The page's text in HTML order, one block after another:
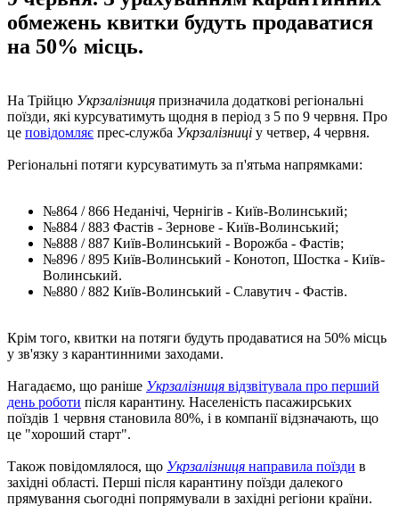
обмежень квитки будуть продаватися
на 50% місць.
На Трійцю Укрзалізниця призначила додаткові регіональні
поїзди, які курсуватимуть щодня в період з 5 по 9 червня. Про
це повідомляє прес-служба Укрзалізниці у четвер, 4 червня.
Регіональні потяги курсуватимуть за п'ятьма напрямками:
№864 / 866 Неданічі, Чернігів - Київ-Волинський;
№884 / 883 Фастів - Зернове - Київ-Волинський;
№888 / 887 Київ-Волинський - Ворожба - Фастів;
№896 / 895 Київ-Волинський - Конотоп, Шостка - Київ-
Волинський.
№880 / 882 Київ-Волинський - Славутич - Фастів.
Крім того, квитки на потяги будуть продаватися на 50% місць
у зв'язку з карантинними заходами.
Нагадаємо, що раніше Укрзалізниця відзвітувала про перший
день роботи після карантину. Населеність пасажирських
поїздів 1 червня становила 80%, і в компанії відзначають, що
це "хороший старт".
Також повідомлялося, що Укрзалізниця направила поїзди в
західні області. Перші після карантину поїзди далекого
прямування сьогодні попрямували в західні регіони країни.